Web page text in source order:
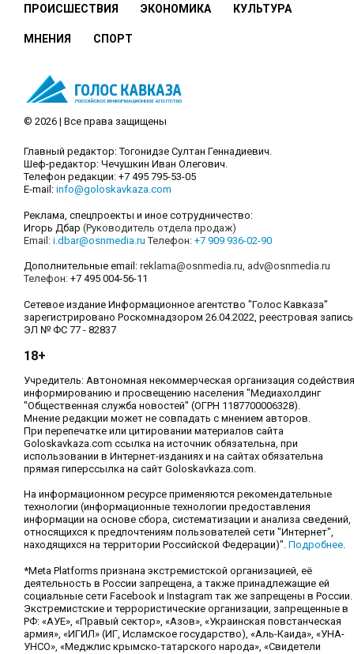
ПРОИСШЕСТВИЯ ЭКОНОМИКА КУЛЬТУРА
МНЕНИЯ СПОРТ
© 2026 | Все права защищены
Главный редактор: Тогонидзе Султан Геннадиевич.
Шеф-редактор: Чечушкин Иван Олегович.
Телефон редакции: +7 495 795-53-05
E-mail: info@goloskavkaza.com
Реклама, спецпроекты и иное сотрудничество:
Игорь Дбар (Руководитель отдела продаж)
Email: i.dbar@osnmedia.ru Телефон: +7 909 936-02-90
Дополнительные email: reklama@osnmedia.ru, adv@osnmedia.ru
Телефон: +7 495 004-56-11
Сетевое издание Информационное агентство "Голос Кавказа"
зарегистрировано Роскомнадзором 26.04.2022, реестровая запись
ЭЛ № ФС 77 - 82837
18+
Учредитель: Автономная некоммерческая организация содействия
информированию и просвещению населения "Медиахолдинг
"Общественная служба новостей" (ОГРН 1187700006328).
Мнение редакции может не совпадать с мнением авторов.
При перепечатке или цитировании материалов сайта
Goloskavkaza.com ссылка на источник обязательна, при
использовании в Интернет-изданиях и на сайтах обязательна
прямая гиперссылка на сайт Goloskavkaza.com.
На информационном ресурсе применяются рекомендательные
технологии (информационные технологии предоставления
информации на основе сбора, систематизации и анализа сведений,
относящихся к предпочтениям пользователей сети "Интернет",
находящихся на территории Российской Федерации)". Подробнее.
*Meta Platforms признана экстремистской организацией, её
деятельность в России запрещена, а также принадлежащие ей
социальные сети Facebook и Instagram так же запрещены в России.
Экстремистские и террористические организации, запрещенные в
РФ: «АУЕ», «Правый сектор», «Азов», «Украинская повстанческая
армия», «ИГИЛ» (ИГ, Исламское государство), «Аль-Каида», «УНА-
УНСО», «Меджлис крымско-татарского народа», «Свидетели